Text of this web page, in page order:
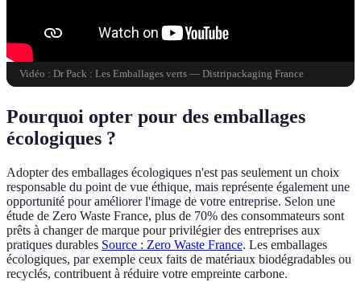
Vidéo : Dr Pack : Les Emballages verts — Distripackaging France
Pourquoi opter pour des emballages
écologiques ?
Adopter des emballages écologiques n'est pas seulement un choix
responsable du point de vue éthique, mais représente également une
opportunité pour améliorer l'image de votre entreprise. Selon une
étude de Zero Waste France, plus de 70% des consommateurs sont
prêts à changer de marque pour privilégier des entreprises aux
pratiques durables Source : Zero Waste France. Les emballages
écologiques, par exemple ceux faits de matériaux biodégradables ou
recyclés, contribuent à réduire votre empreinte carbone.